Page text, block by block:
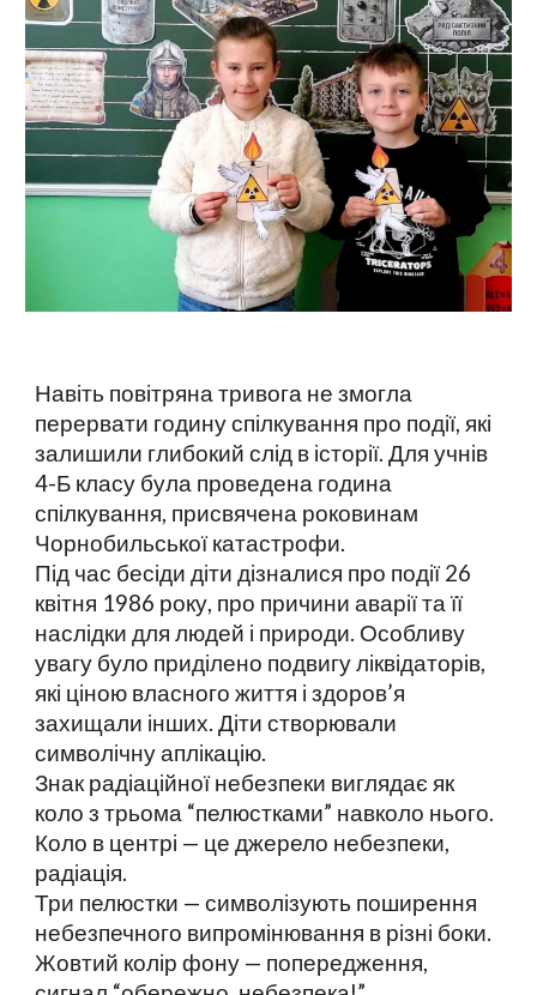
Навіть повітряна тривога не змогла
перервати годину спілкування про події, які
залишили глибокий слід в історії. Для учнів
4-Б класу була проведена година
спілкування, присвячена роковинам
Чорнобильської катастрофи.
Під час бесіди діти дізналися про події 26
квітня 1986 року, про причини аварії та її
наслідки для людей і природи. Особливу
увагу було приділено подвигу ліквідаторів,
які ціною власного життя і здоров’я
захищали інших. Діти створювали
символічну аплікацію.
Знак радіаційної небезпеки виглядає як
коло з трьома “пелюстками” навколо нього.
Коло в центрі — це джерело небезпеки,
радіація.
Три пелюстки — символізують поширення
небезпечного випромінювання в різні боки.
Жовтий колір фону — попередження,